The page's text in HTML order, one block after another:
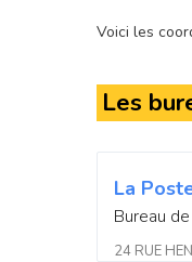
Voici les
Les
La
Bureau
24 RUE